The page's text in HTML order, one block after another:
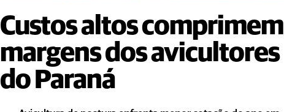
Custos altos comprimem
margens dos avicultores
do Paraná